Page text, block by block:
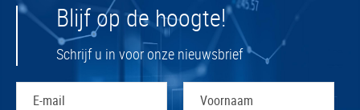
Blijf op de hoogte!
Schrijf u in voor onze nieuwsbrief